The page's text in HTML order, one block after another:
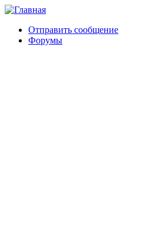
Отправить сообщение
Форумы